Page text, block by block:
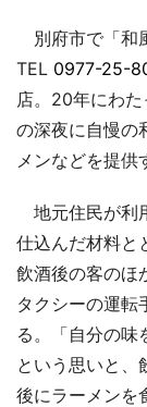
別府市で「和
TEL 0977-25-
店。20年にわ
の深夜に自慢の
メンなどを提供
地元住民が利
仕込んだ材料と
飲酒後の客のほ
タクシーの運転
る。「自分の味
という思いと、
後にラーメンを